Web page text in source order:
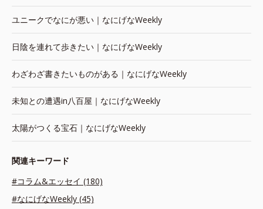
ユニークでなにが悪い｜なにげなWeekly
日陰を連れて歩きたい｜なにげなWeekly
わざわざ書きたいものがある｜なにげなWeekly
未知との遭遇in八百屋｜なにげなWeekly
太陽がつくる宝石｜なにげなWeekly
関連キーワード
#コラム&エッセイ (180)
#なにげなWeekly (45)